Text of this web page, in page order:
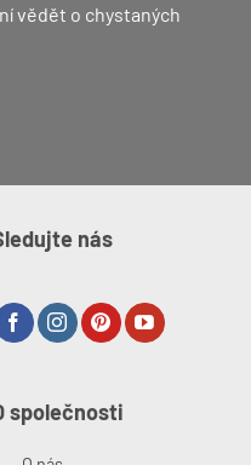
vědět o chystaných
nás
společnosti